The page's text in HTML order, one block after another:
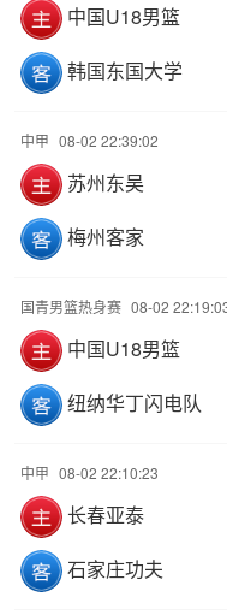
中国U18男篮
韩国东国大学
中甲 08-02 22:39:02
苏州东吴
梅州客家
国青男篮热身赛 08-02
中国U18男篮
纽纳华丁闪电队
中甲 08-02 22:10:23
长春亚泰
石家庄功夫